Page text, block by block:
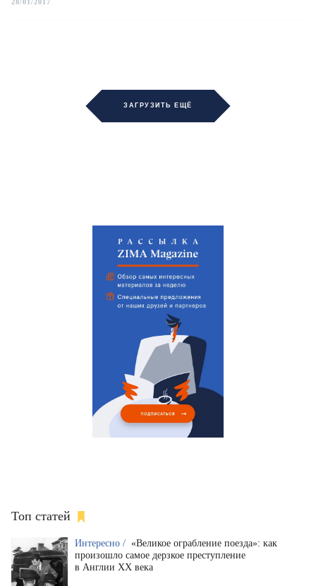
ЗАГРУЗИТЬ ЕЩЁ
Топ статей
Интересно / «Великое ограбление поезда»: как
произошло самое дерзкое преступление
в Англии XX века